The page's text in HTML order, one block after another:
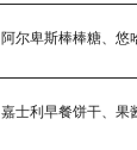
阿尔卑斯棒棒糖、悠
嘉士利早餐饼干、果